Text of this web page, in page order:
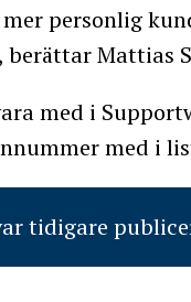
personlig
berättar Mattias
med i
med i
tidigare